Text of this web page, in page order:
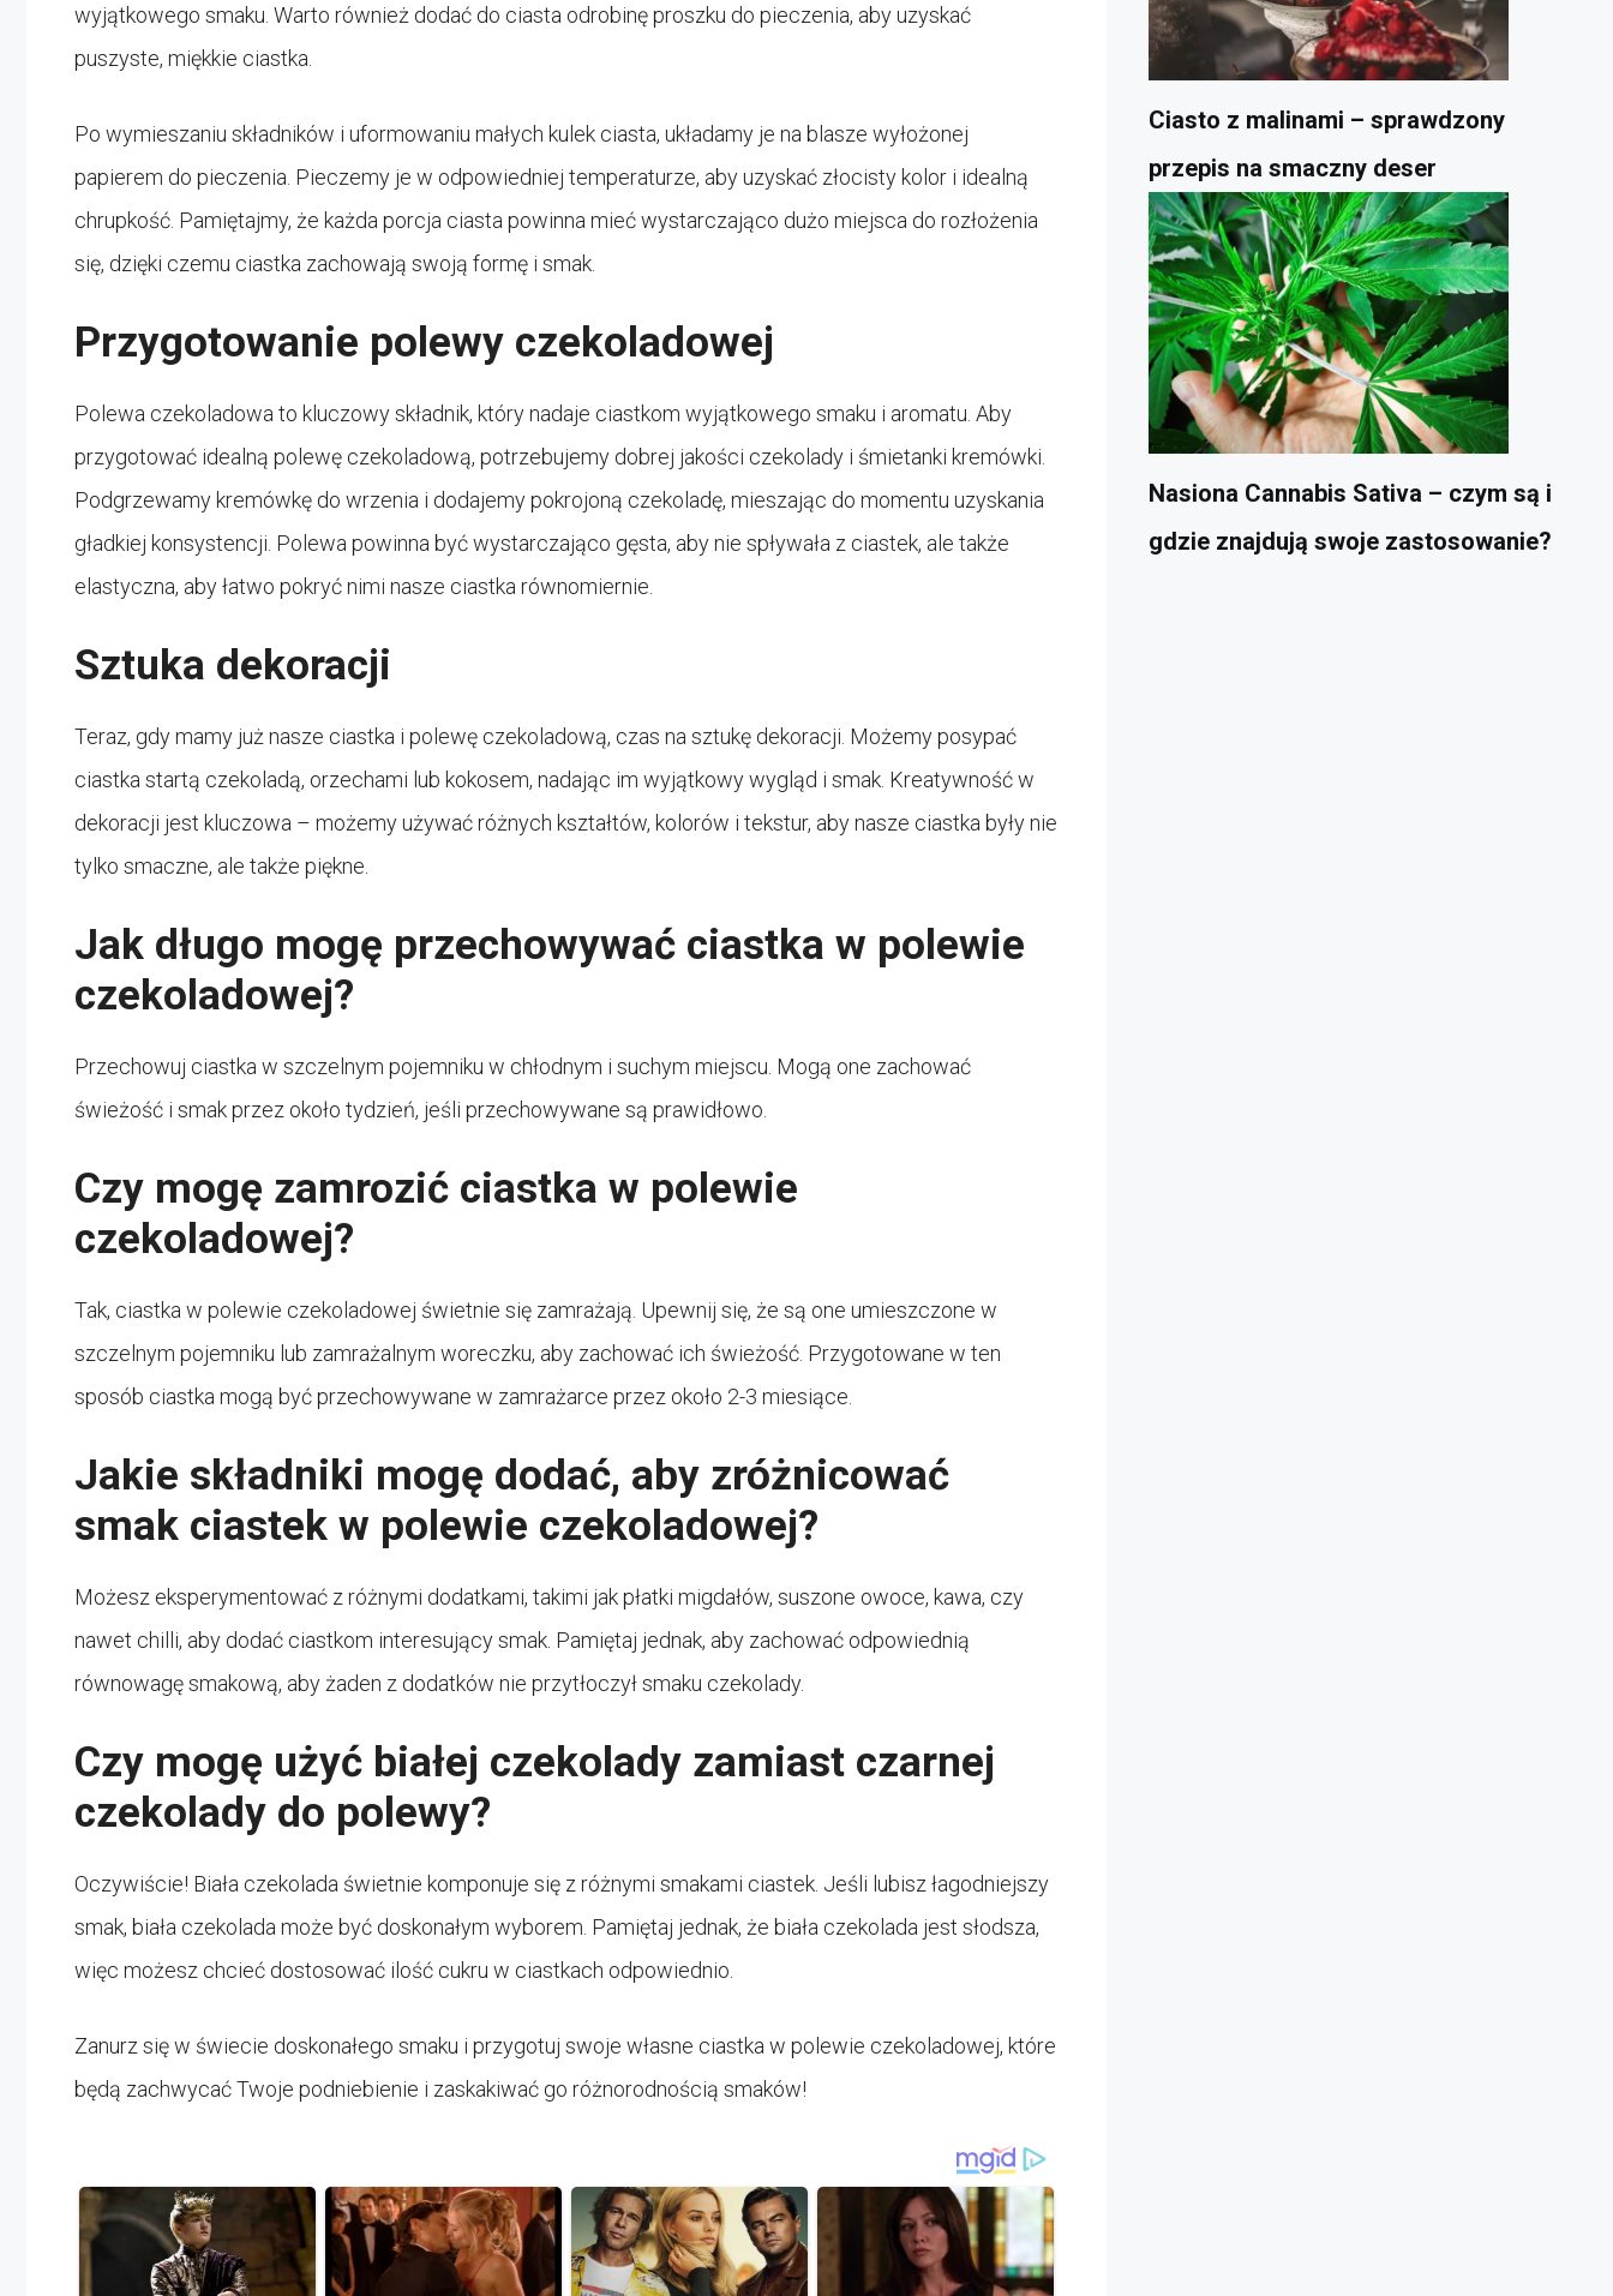
wyjątkowego smaku. Warto również dodać do ciasta odrobinę proszku do pieczenia, aby uzyskać
puszyste, miękkie ciastka.
Po wymieszaniu składników i uformowaniu małych kulek ciasta, układamy je na blasze wyłożonej
papierem do pieczenia. Pieczemy je w odpowiedniej temperaturze, aby uzyskać złocisty kolor i idealną
chrupkość. Pamiętajmy, że każda porcja ciasta powinna mieć wystarczająco dużo miejsca do rozłożenia
się, dzięki czemu ciastka zachowają swoją formę i smak.
Przygotowanie polewy czekoladowej
Polewa czekoladowa to kluczowy składnik, który nadaje ciastkom wyjątkowego smaku i aromatu. Aby
przygotować idealną polewę czekoladową, potrzebujemy dobrej jakości czekolady i śmietanki kremówki.
Podgrzewamy kremówkę do wrzenia i dodajemy pokrojoną czekoladę, mieszając do momentu uzyskania
gładkiej konsystencji. Polewa powinna być wystarczająco gęsta, aby nie spływała z ciastek, ale także
elastyczna, aby łatwo pokryć nimi nasze ciastka równomiernie.
Sztuka dekoracji
Teraz, gdy mamy już nasze ciastka i polewę czekoladową, czas na sztukę dekoracji. Możemy posypać
ciastka startą czekoladą, orzechami lub kokosem, nadając im wyjątkowy wygląd i smak. Kreatywność w
dekoracji jest kluczowa – możemy używać różnych kształtów, kolorów i tekstur, aby nasze ciastka były nie
tylko smaczne, ale także piękne.
Jak długo mogę przechowywać ciastka w polewie
czekoladowej?
Przechowuj ciastka w szczelnym pojemniku w chłodnym i suchym miejscu. Mogą one zachować
świeżość i smak przez około tydzień, jeśli przechowywane są prawidłowo.
Czy mogę zamrozić ciastka w polewie
czekoladowej?
Tak, ciastka w polewie czekoladowej świetnie się zamrażają. Upewnij się, że są one umieszczone w
szczelnym pojemniku lub zamrażalnym woreczku, aby zachować ich świeżość. Przygotowane w ten
sposób ciastka mogą być przechowywane w zamrażarce przez około 2-3 miesiące.
Jakie składniki mogę dodać, aby zróżnicować
smak ciastek w polewie czekoladowej?
Możesz eksperymentować z różnymi dodatkami, takimi jak płatki migdałów, suszone owoce, kawa, czy
nawet chilli, aby dodać ciastkom interesujący smak. Pamiętaj jednak, aby zachować odpowiednią
równowagę smakową, aby żaden z dodatków nie przytłoczył smaku czekolady.
Czy mogę użyć białej czekolady zamiast czarnej
czekolady do polewy?
Oczywiście! Biała czekolada świetnie komponuje się z różnymi smakami ciastek. Jeśli lubisz łagodniejszy
smak, biała czekolada może być doskonałym wyborem. Pamiętaj jednak, że biała czekolada jest słodsza,
więc możesz chcieć dostosować ilość cukru w ciastkach odpowiednio.
Zanurz się w świecie doskonałego smaku i przygotuj swoje własne ciastka w polewie czekoladowej, które
będą zachwycać Twoje podniebienie i zaskakiwać go różnorodnością smaków!
Ciasto z malinami – sprawdzony
przepis na smaczny deser
Nasiona Cannabis Sativa – czym są i
gdzie znajdują swoje zastosowanie?